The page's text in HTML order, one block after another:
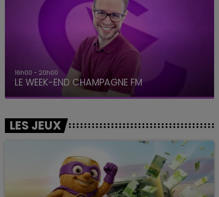
7h00 - 12h00
LE WEEK-END CHAMPAGNE FM
LES JEUX